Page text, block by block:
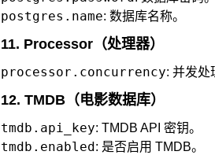
postgres.name: 数据库名称。
11. Processor（处理器）
processor.concurrency: 并发处
12. TMDB（电影数据库）
tmdb.api_key: TMDB API 密钥。
tmdb.enabled: 是否启用 TMDB。